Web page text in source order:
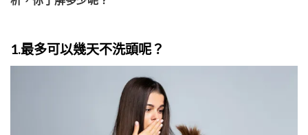
1.最多可以幾天不洗頭呢？